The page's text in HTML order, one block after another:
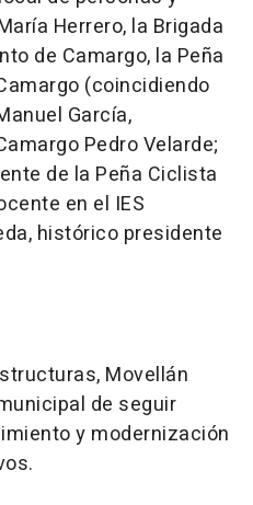
Herrero, la Brigada
de Camargo, la Peña
(coincidiendo
García,
Pedro Velarde;
de la Peña Ciclista
en el IES
histórico presidente
Movellán
de seguir
y modernización